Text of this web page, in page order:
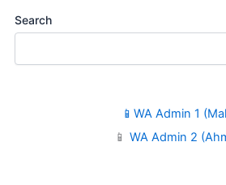
Search
📱WA Admin 1
📱 WA Admin 2